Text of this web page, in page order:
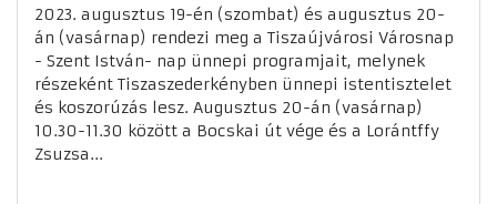
2023. augusztus 19-én (szombat) és augusztus 20-
án (vasárnap) rendezi meg a Tiszaújvárosi Városnap
- Szent István- nap ünnepi programjait, melynek
részeként Tiszaszederkényben ünnepi istentisztelet
és koszorúzás lesz. Augusztus 20-án (vasárnap)
10.30-11.30 között a Bocskai út vége és a Lorántffy
Zsuzsa...